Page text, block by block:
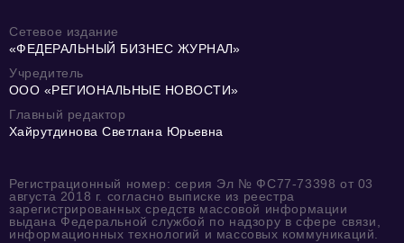
Сетевое издание
«ФЕДЕРАЛЬНЫЙ БИЗНЕС ЖУРНАЛ»
Учредитель
ООО «РЕГИОНАЛЬНЫЕ НОВОСТИ»
Главный редактор
Хайрутдинова Светлана Юрьевна
Регистрационный номер: серия Эл № ФС77-73398 от 03
августа 2018 г. согласно выписке из реестра
зарегистрированных средств массовой информации
выдана Федеральной службой по надзору в сфере связи,
информационных технологий и массовых коммуникаций.